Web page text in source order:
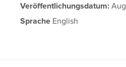
Veröffentlichungsdatum:
Sprache English